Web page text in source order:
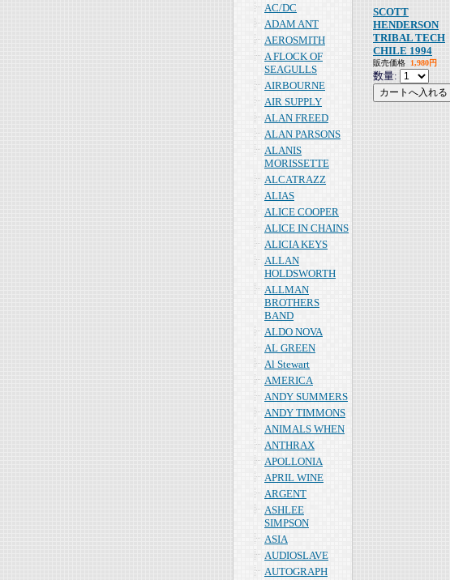
AC/DC
ADAM ANT
AEROSMITH
A FLOCK OF
SEAGULLS
AIRBOURNE
AIR SUPPLY
ALAN FREED
ALAN PARSONS
ALANIS
MORISSETTE
ALCATRAZZ
ALIAS
ALICE COOPER
ALICE IN CHAINS
ALICIA KEYS
ALLAN
HOLDSWORTH
ALLMAN
BROTHERS
BAND
ALDO NOVA
AL GREEN
Al Stewart
AMERICA
ANDY SUMMERS
ANDY TIMMONS
ANIMALS WHEN
ANTHRAX
APOLLONIA
APRIL WINE
ARGENT
ASHLEE
SIMPSON
ASIA
AUDIOSLAVE
AUTOGRAPH
SCOTT
HENDERSON
TRIBAL TECH
CHILE 1994
販売価格 1,980円
数量: